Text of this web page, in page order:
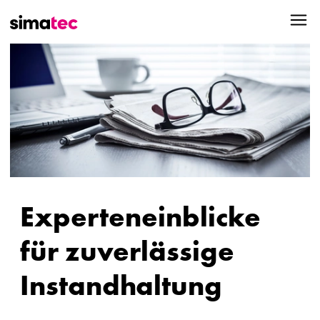
Experteneinblicke
für zuverlässige
Instandhaltung